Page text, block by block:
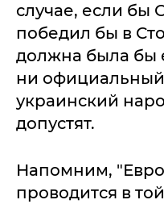
случае, если бы
победил бы в
должна была бы
ни
украинский
допустят.
Напомним,
проводится в